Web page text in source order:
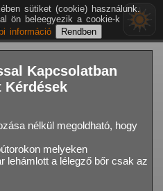
Kapcsolatban
Kérdések
nélkül megoldható, hogy
melyeken
lehámlott a lélegző bőr csak az
sütiket (cookie) használunk.
ön beleegyezik a cookie-k
információ